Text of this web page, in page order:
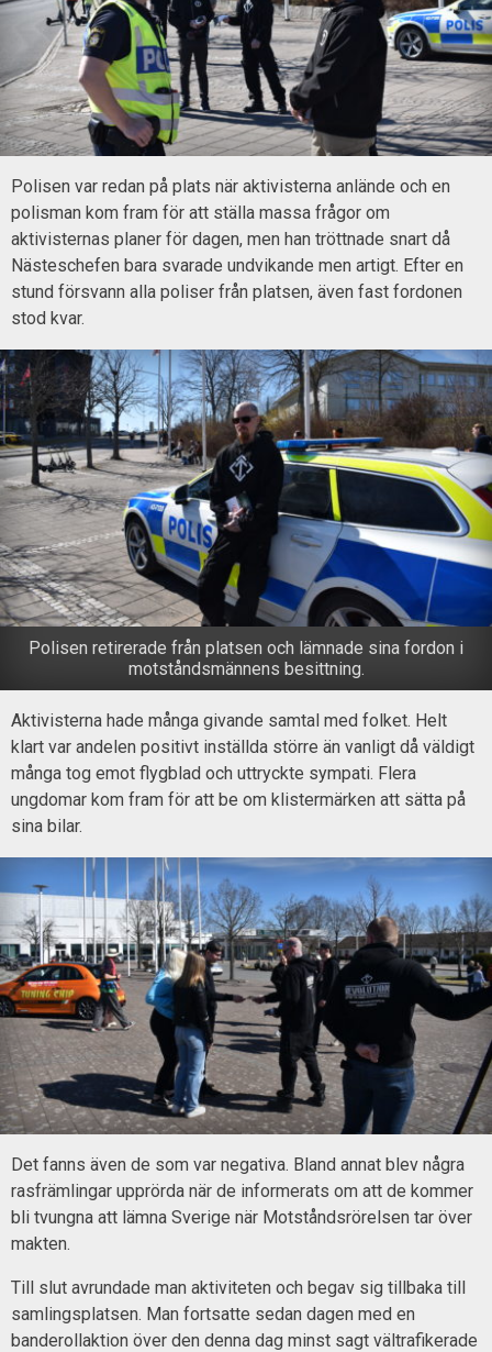
Polisen var redan på plats när aktivisterna anlände och en
polisman kom fram för att ställa massa frågor om
aktivisternas planer för dagen, men han tröttnade snart då
Nästeschefen bara svarade undvikande men artigt. Efter en
stund försvann alla poliser från platsen, även fast fordonen
stod kvar.
Polisen retirerade från platsen och lämnade sina fordon i
motståndsmännens besittning.
Aktivisterna hade många givande samtal med folket. Helt
klart var andelen positivt inställda större än vanligt då väldigt
många tog emot flygblad och uttryckte sympati. Flera
ungdomar kom fram för att be om klistermärken att sätta på
sina bilar.
Det fanns även de som var negativa. Bland annat blev några
rasfrämlingar upprörda när de informerats om att de kommer
bli tvungna att lämna Sverige när Motståndsrörelsen tar över
makten.
Till slut avrundade man aktiviteten och begav sig tillbaka till
samlingsplatsen. Man fortsatte sedan dagen med en
banderollaktion över den denna dag minst sagt vältrafikerade